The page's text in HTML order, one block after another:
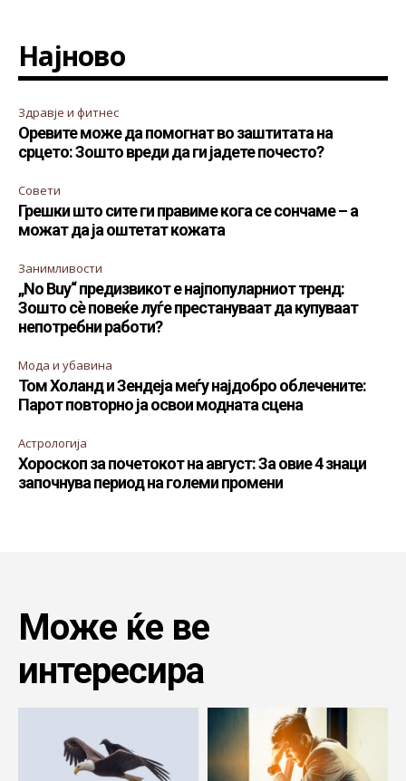
Најново
Здравје и фитнес
Оревите може да помогнат во заштитата на
срцето: Зошто вреди да ги јадете почесто?
Совети
Грешки што сите ги правиме кога се сончаме – а
можат да ја оштетат кожата
Занимливости
„No Buy“ предизвикот е најпопуларниот тренд:
Зошто сè повеќе луѓе престануваат да купуваат
непотребни работи?
Мода и убавина
Том Холанд и Зендеја меѓу најдобро облечените:
Парот повторно ја освои модната сцена
Астрологија
Хороскоп за почетокот на август: За овие 4 знаци
започнува период на големи промени
Може ќе ве
интересира